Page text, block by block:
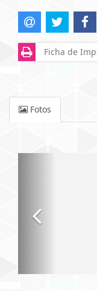
Ficha de
Fotos